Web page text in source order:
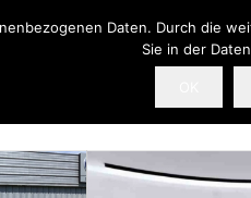
Daten. Durch die
Sie in der